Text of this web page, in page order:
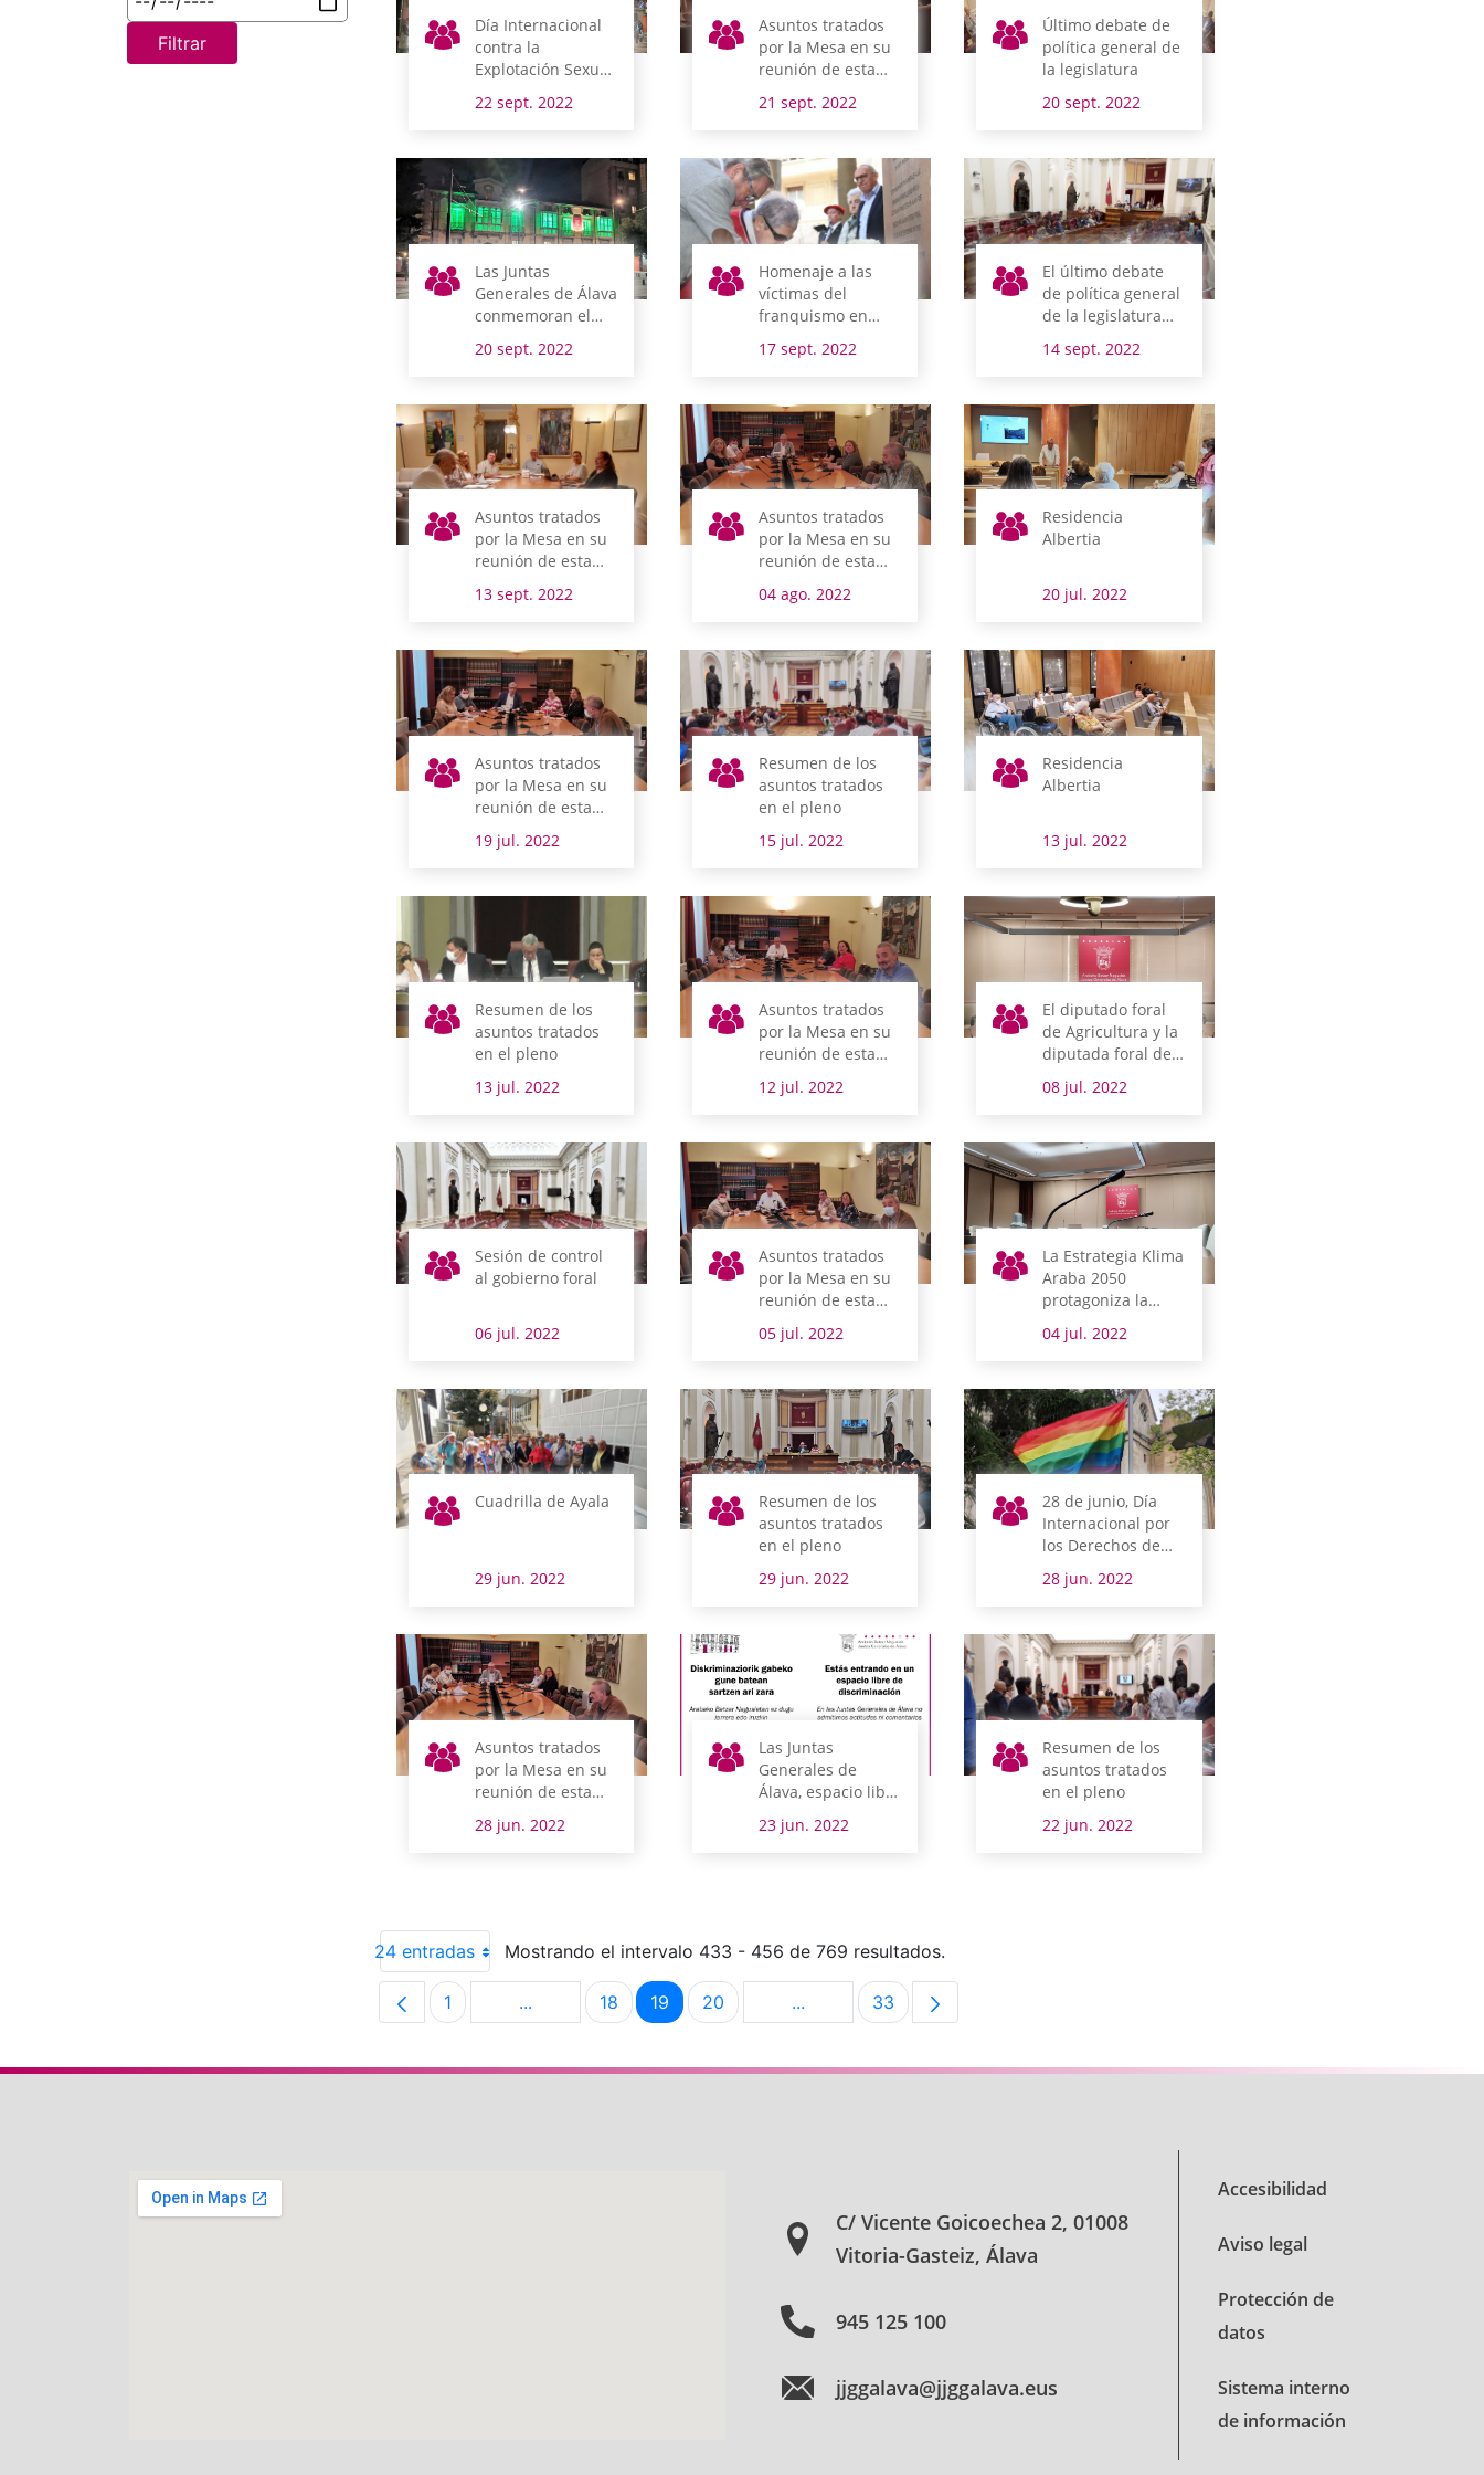
Filtrar
Día Internacional
contra la
Explotación Sexual
Mujeres, Niñas y
22 sept. 2022
Asuntos tratados
por la Mesa en su
reunión de esta
21 sept. 2022
Último debate de
política general de
la legislatura
20 sept. 2022
Las Juntas
Generales de Álava
conmemoran el
Alzheimer
20 sept. 2022
Homenaje a las
víctimas del
franquismo en
17 sept. 2022
El último debate
de política general
de la legislatura
días 19 y 20 de
14 sept. 2022
Asuntos tratados
por la Mesa en su
reunión de esta
13 sept. 2022
Asuntos tratados
por la Mesa en su
reunión de esta
04 ago. 2022
Residencia
Albertia
20 jul. 2022
Asuntos tratados
por la Mesa en su
reunión de esta
mañana
19 jul. 2022
Resumen de los
asuntos tratados
en el pleno
15 jul. 2022
Residencia
Albertia
13 jul. 2022
Resumen de los
asuntos tratados
en el pleno
13 jul. 2022
Asuntos tratados
por la Mesa en su
reunión de esta
mañana
12 jul. 2022
El diputado foral
de Agricultura y la
diputada foral de
Cultura y Deporte
comparecen la
08 jul. 2022
Sesión de control
al gobierno foral
06 jul. 2022
Asuntos tratados
por la Mesa en su
reunión de esta
05 jul. 2022
La Estrategia Klima
Araba 2050
protagoniza la
Cámara alavesa
04 jul. 2022
Cuadrilla de Ayala
29 jun. 2022
Resumen de los
asuntos tratados
en el pleno
29 jun. 2022
28 de junio, Día
Internacional por
los Derechos de
las personas LGTBI
28 jun. 2022
Asuntos tratados
por la Mesa en su
reunión de esta
mañana
28 jun. 2022
Las Juntas
Generales de
Álava, espacio libre
de discriminación
23 jun. 2022
Resumen de los
asuntos tratados
en el pleno
22 jun. 2022
24 entradas Mostrando el intervalo 433 - 456 de 769 resultados.
Página
1 ...Páginas intermedias Use TAB para desplazarse.
Página
18 Página
19 Página
20 ...Páginas intermedias Use TAB para desplazarse.
Página
33
C/ Vicente Goicoechea 2, 01008
Vitoria-Gasteiz, Álava
945 125 100
jjggalava@jjggalava.eus
Accesibilidad
Aviso legal
Protección de
datos
Sistema interno
de información